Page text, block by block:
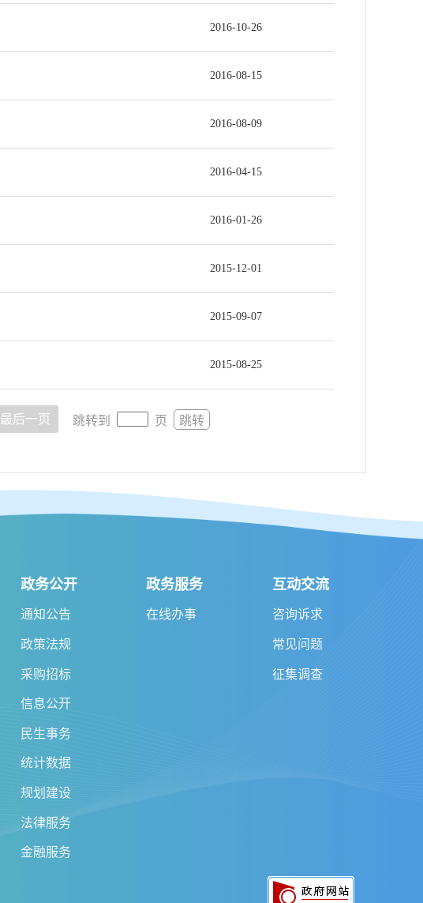
2016-10-26
2016-08-15
2016-08-09
2016-04-15
2016-01-26
2015-12-01
2015-09-07
2015-08-25
最后一页 跳转到 页 跳转
政务公开
通知公告
政策法规
采购招标
信息公开
民生事务
统计数据
规划建设
法律服务
金融服务
政务服务
在线办事
互动交流
咨询诉求
常见问题
征集调查